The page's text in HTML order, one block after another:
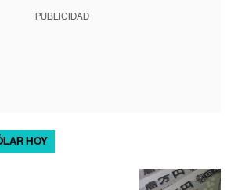
PUBLICIDAD
HOY